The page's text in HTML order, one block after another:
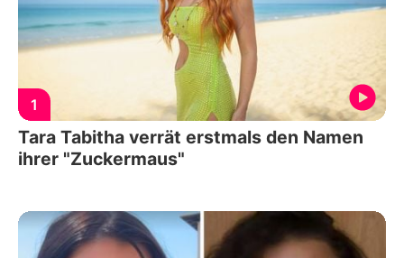
1
Tara Tabitha verrät erstmals den Namen
ihrer "Zuckermaus"